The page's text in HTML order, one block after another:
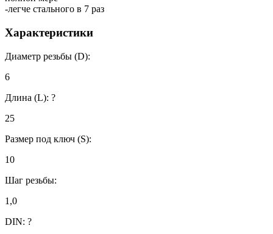
-легче стального в 7 раз
Характеристики
Диаметр резьбы (D):
6
Длина (L): ?
25
Размер под ключ (S):
10
Шаг резьбы:
1,0
DIN: ?